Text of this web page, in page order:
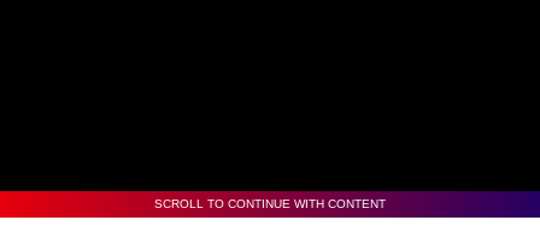
SCROLL TO CONTINUE WITH CONTENT